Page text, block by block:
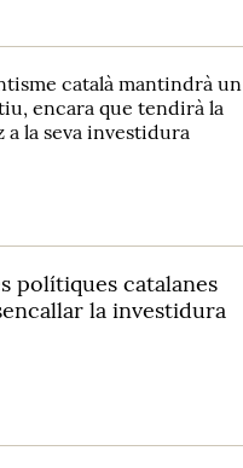
català mantindrà un
encara que tendirà la
a la seva investidura
polítiques catalanes
la investidura